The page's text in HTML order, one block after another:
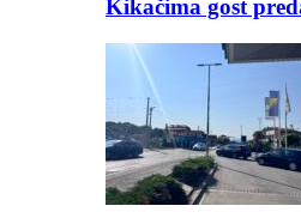
Kikačima gost